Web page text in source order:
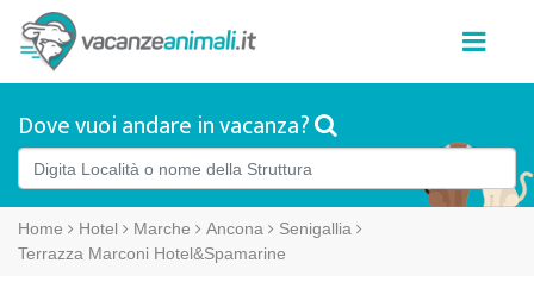
Dove vuoi andare in vacanza?
Home Hotel Marche Ancona
Senigallia
Terrazza Marconi Hotel&Spamarine